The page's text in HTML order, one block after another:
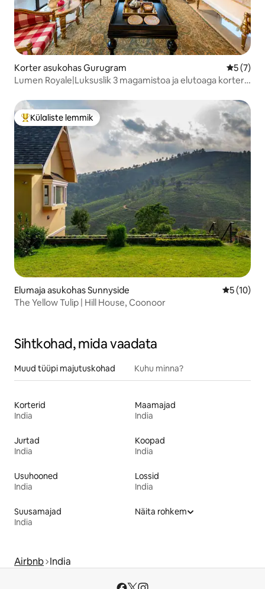
Korter asukohas Gurugram
5 (7)
Lumen Royale|Luksuslik 3 magamistoa ja elutoaga korter
Külaliste suur lemmik
Külaliste lemmik
Elumaja asukohas Sunnyside Keskmine
5 (10)
The Yellow Tulip | Hill House, Coonoor
Sihtkohad, mida vaadata
Muud tüüpi majutuskohad Kuhu minna?
Korterid
India
Maamajad
India
Jurtad
India
Koopad
India
Usuhooned
India
Lossid
India
Suusamajad
India
Näita rohkem
Airbnb India